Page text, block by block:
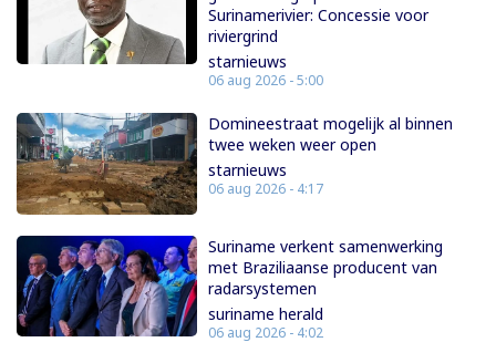
Surinamerivier: Concessie voor
riviergrind
starnieuws
06 aug 2026 - 5:00
Domineestraat mogelijk al binnen
twee weken weer open
starnieuws
06 aug 2026 - 4:17
Suriname verkent samenwerking
met Braziliaanse producent van
radarsystemen
suriname herald
06 aug 2026 - 4:02